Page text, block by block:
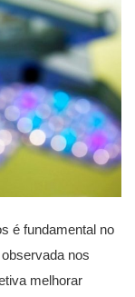
é fundamental no
nos
melhorar